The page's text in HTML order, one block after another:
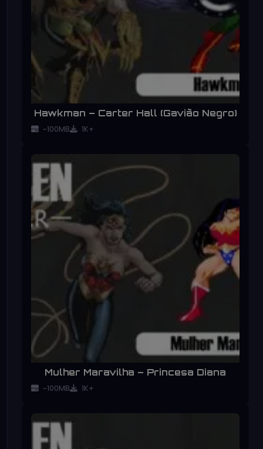
Hawkman – Carter Hall (Gavião Negro)
~100MB 1K+
Mulher Maravilha – Princesa Diana
~100MB 1K+